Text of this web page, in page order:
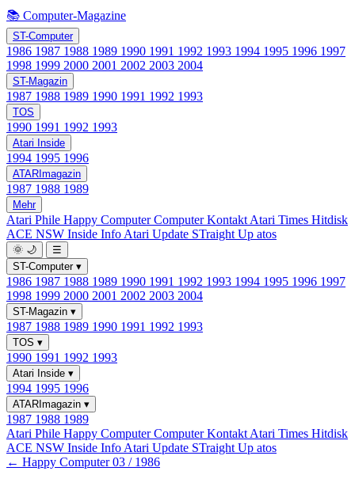
📚 Computer-Magazine
ST-Computer
1986 1987 1988 1989 1990 1991 1992 1993 1994 1995 1996 1997
1998 1999 2000 2001 2002 2003 2004
ST-Magazin
1987 1988 1989 1990 1991 1992 1993
TOS
1990 1991 1992 1993
Atari Inside
1994 1995 1996
ATARImagazin
1987 1988 1989
Mehr
Atari Phile Happy ComputerComputer Kontakt Atari Times Hitdisk
ACE NSW Inside Info Atari Update STraight Up atos
🌞 🌙
☰
ST-Computer ▾
1986 1987 1988 1989 1990 1991 1992 1993 1994 1995 1996 1997
1998 1999 2000 2001 2002 2003 2004
ST-Magazin ▾
1987 1988 1989 1990 1991 1992 1993
TOS ▾
1990 1991 1992 1993
Atari Inside ▾
1994 1995 1996
ATARImagazin ▾
1987 1988 1989
Atari Phile Happy ComputerComputer Kontakt Atari Times Hitdisk
ACE NSW Inside Info Atari Update STraight Up atos
← Happy Computer 03 / 1986